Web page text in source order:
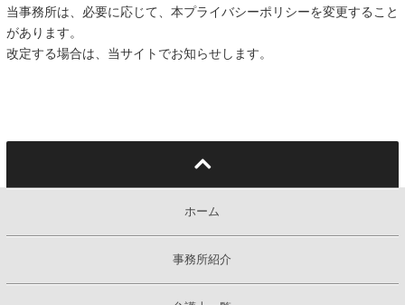
当事務所は、必要に応じて、本プライバシーポリシーを変更すること
があります。
改定する場合は、当サイトでお知らせします。
ホーム
事務所紹介